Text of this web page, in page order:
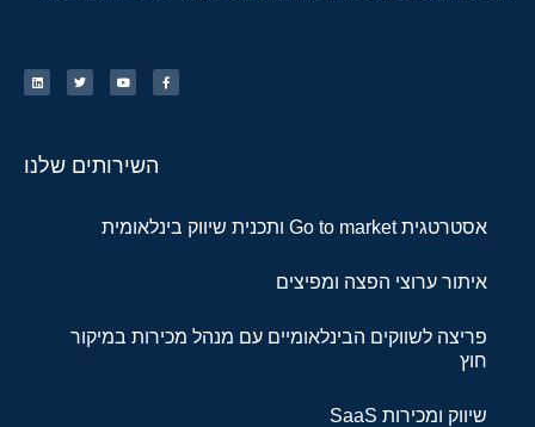
השירותים שלנו
אסטרטגית Go to market ותכנית שיווק בינלאומית
איתור ערוצי הפצה ומפיצים
פריצה לשווקים הבינלאומיים עם מנהל מכירות במיקור
חוץ
שיווק ומכירות SaaS